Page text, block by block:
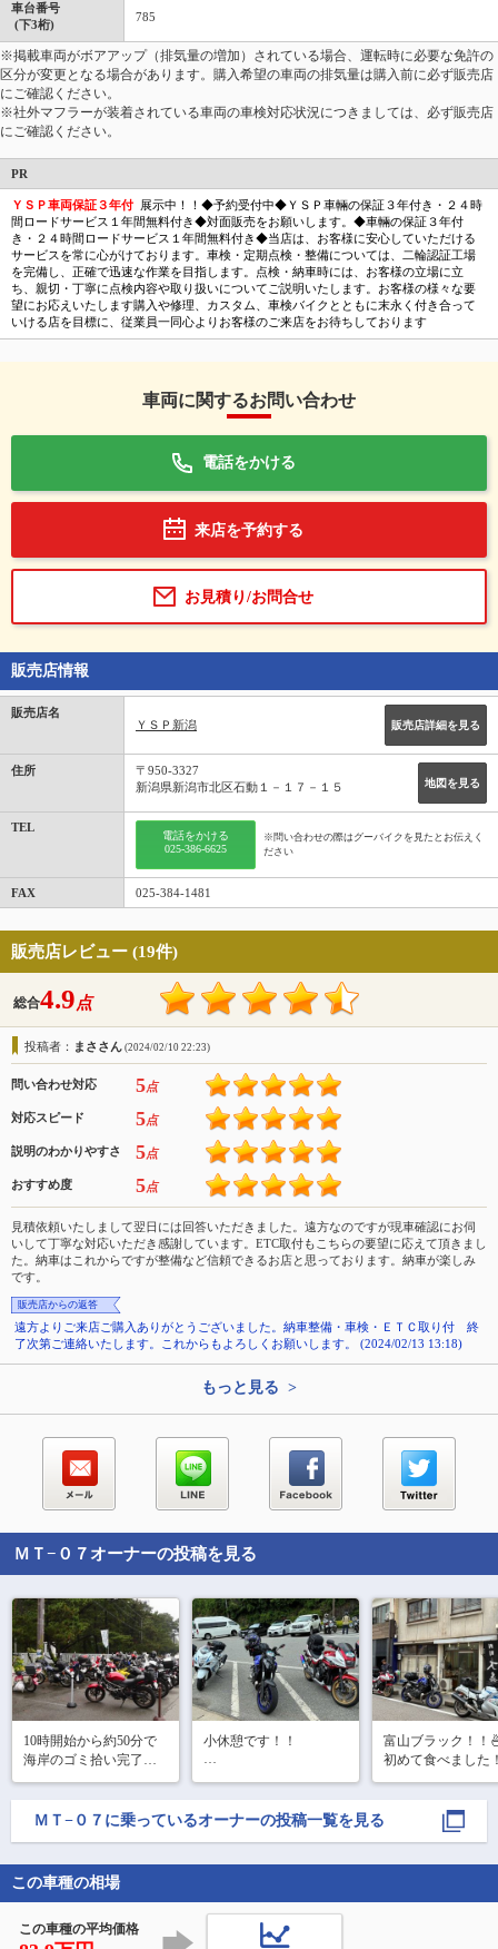
車台番号
(下3桁)
785
※掲載車両がボアアップ（排気量の増加）されている場合、運転時に必要な免許の
区分が変更となる場合があります。購入希望の車両の排気量は購入前に必ず販売店
にご確認ください。
※社外マフラーが装着されている車両の車検対応状況につきましては、必ず販売店
にご確認ください。
PR
ＹＳＰ車両保証３年付 展示中！！◆予約受付中◆ＹＳＰ車輛の保証３年付き・２４時
間ロードサービス１年間無料付き◆対面販売をお願いします。◆車輛の保証３年付
き・２４時間ロードサービス１年間無料付き◆当店は、お客様に安心していただける
サービスを常に心がけております。車検・定期点検・整備については、二輪認証工場
を完備し、正確で迅速な作業を目指します。点検・納車時には、お客様の立場に立
ち、親切・丁寧に点検内容や取り扱いについてご説明いたします。お客様の様々な要
望にお応えいたします購入や修理、カスタム、車検バイクとともに末永く付き合って
いける店を目標に、従業員一同心よりお客様のご来店をお待ちしております
車両に関するお問い合わせ
電話をかける
来店を予約する
お見積り/お問合せ
販売店情報
販売店名
ＹＳＰ新潟
販売店詳細を見る
住所
地図を見る
〒950-3327
新潟県新潟市北区石動１－１７－１５
TEL
電話をかける
025-386-6625
※問い合わせの際はグーバイクを見たとお伝えく
ださい
FAX 025-384-1481
販売店レビュー (19件)
総合4.9点
投稿者： まささん (2024/02/10 22:23)
問い合わせ対応 5点
対応スピード 5点
説明のわかりやすさ 5点
おすすめ度 5点
見積依頼いたしまして翌日には回答いただきました。遠方なのですが現車確認にお伺
いして丁寧な対応いただき感謝しています。ETC取付もこちらの要望に応えて頂きまし
た。納車はこれからですが整備など信頼できるお店と思っております。納車が楽しみ
です。
販売店からの返答
遠方よりご来店ご購入ありがとうございました。納車整備・車検・ＥＴＣ取り付 終
了次第ご連絡いたします。これからもよろしくお願いします。 (2024/02/13 13:18)
もっと見る >
ＭＴ−０７ オーナーの投稿を見る
10時開始から約50分で
海岸のゴミ拾い完了。
ト。
#ラブジアース
#ラブジアースミーティ
ング
#沼津市
#御浜岬
小休憩です！！
富山ブラック！！
初めて食べました
味が濃くてめちゃ
ゃ美味しかったで
ＭＴ−０７ に乗っているオーナーの投稿一覧を見る
この車種の相場
この車種の平均価格